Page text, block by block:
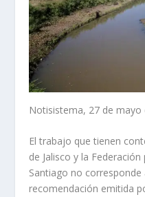
Notisistema, 27 de mayo
El trabajo que tienen
de Jalisco y la
Santiago no
recomendación emitida